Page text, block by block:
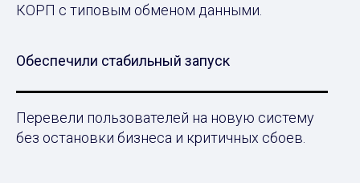
КОРП с типовым обменом данными.
Обеспечили стабильный запуск
Перевели пользователей на новую систему
без остановки бизнеса и критичных сбоев.